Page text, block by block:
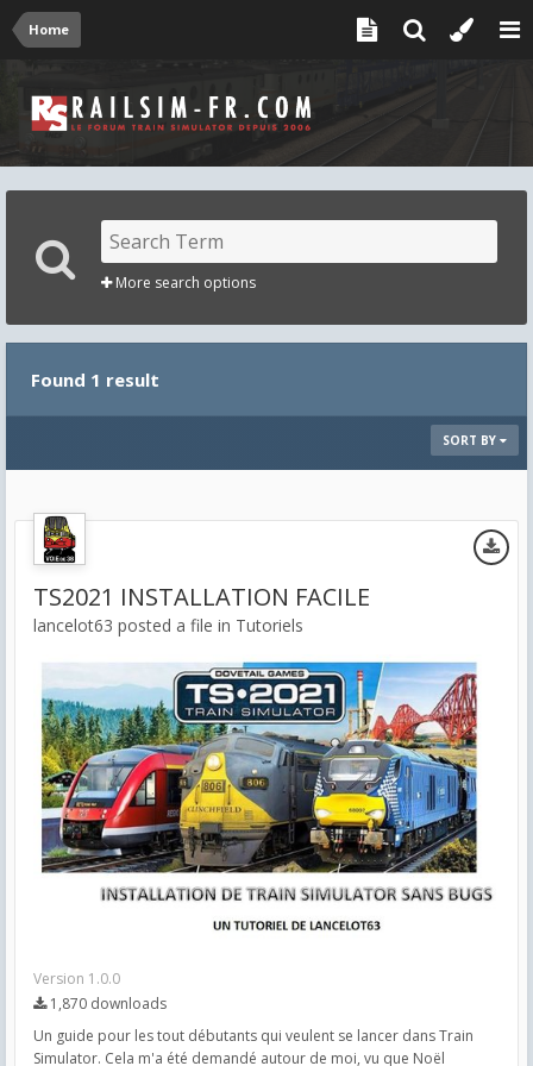
Home
More search options
Found 1 result
SORT BY
TS2021 INSTALLATION FACILE
lancelot63 posted a file in Tutoriels
Version 1.0.0
1,870 downloads
Un guide pour les tout débutants qui veulent se lancer dans Train
Simulator. Cela m'a été demandé autour de moi, vu que Noël